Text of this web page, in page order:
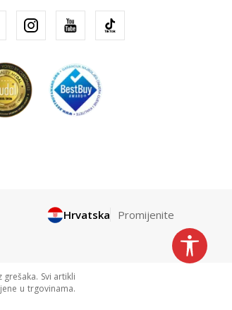
Hrvatska Promijenite
Svi artikli
u trgovinama.